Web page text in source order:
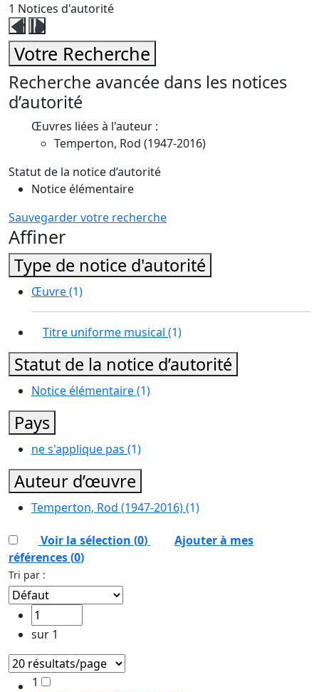
1 Notices d'autorité
Fermer
ce
volet
affinage
Ouvrir
ce
volet
affinage
Votre Recherche
Recherche avancée dans les notices
d’autorité
Œuvres liées à l'auteur :
Temperton, Rod (1947-2016)
Statut de la notice d’autorité
Notice élémentaire
Sauvegarder votre recherche
Affiner
Type de notice d'autorité
Œuvre(1)
Titre uniforme musical (1)
Statut de la notice d’autorité
Notice élémentaire(1)
Pays
ne s'applique pas (1)
Auteur d’œuvre
Temperton, Rod (1947-2016)(1)
Voir la sélection (0)
Ajouter à mes
références(0)
Tri par :
sur 1
1